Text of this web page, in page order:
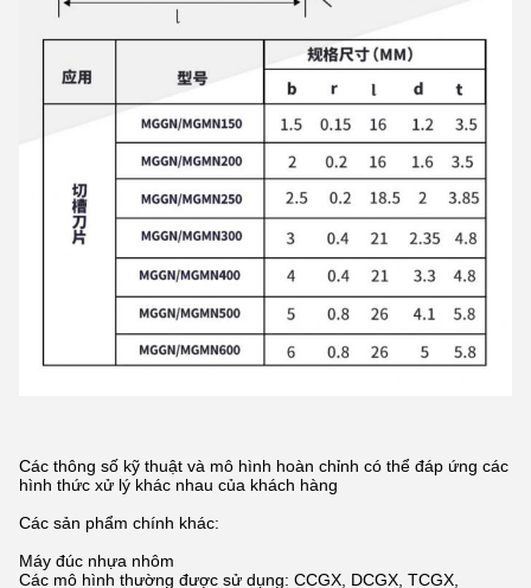
Các thông số kỹ thuật và mô hình hoàn chỉnh có thể đáp ứng các
hình thức xử lý khác nhau của khách hàng
Các sản phẩm chính khác:
Máy đúc nhựa nhôm
Các mô hình thường được sử dụng: CCGX, DCGX, TCGX,